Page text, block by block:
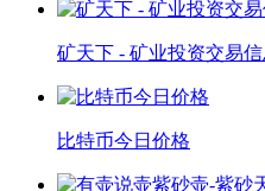
矿天下 - 矿业投资交易
比特币今日价格